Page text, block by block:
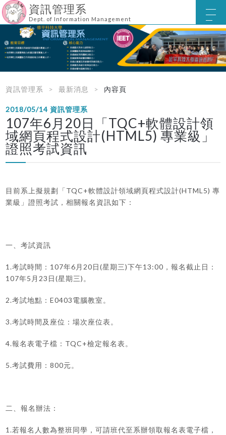
資訊管理系
Dept. of Information Management
資訊管理系 最新消息 內容頁
2018/05/14 資訊管理系
107年6月20日「TQC+軟體設計領
域網頁程式設計(HTML5) 專業級」
證照考試資訊
目前系上擬規劃「 TQC+軟體設計領域網頁程式設計(HTML5)專
業級」證照考試，相關報名資訊如下：
一、考試資訊
1.考試時間： 107年6 月20 日(星期三)下午13:00 ，報名截止日：
107年5 月23 日(星期三) 。
2.考試地點： E0403 電腦教室。
3.考試時間及座位：場次座位表。
4.報名表電子檔： TQC+檢定報名表。
5.考試費用：800元。
二、報名辦法：
1.若報名人數為整班同學，可請班代至系辦領取報名表電子檔，